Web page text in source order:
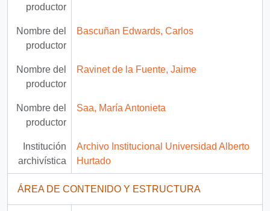
productor
Nombre del
productor
Bascuñan Edwards, Carlos
Nombre del
productor
Ravinet de la Fuente, Jaime
Nombre del
productor
Saa, María Antonieta
Institución
archivística
Archivo Institucional Universidad Alberto
Hurtado
ÁREA DE CONTENIDO Y ESTRUCTURA